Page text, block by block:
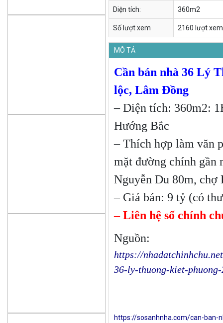
Diện tích: 360m2
Số lượt xem 2160 lượt xem
MÔ TẢ
Cần bán nhà 36 Lý
lộc, Lâm Đồng
– Diện tích: 360m2:
Hướng Bắc
– Thích hợp làm văn
mặt đường chính gần
Nguyễn Du 80m,
– Giá bán: 9 tỷ (có
– Liên hệ số chính
Nguồn:
https://
36-ly-thuong-kiet-
https://sosanhnha.com/can-ban-